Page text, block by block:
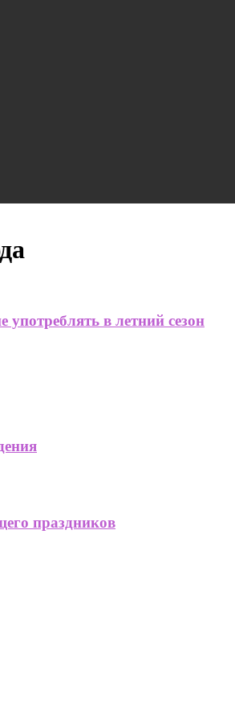
в летний сезон
праздников